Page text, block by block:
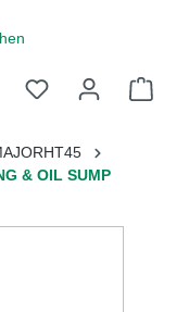
& OIL SUMP